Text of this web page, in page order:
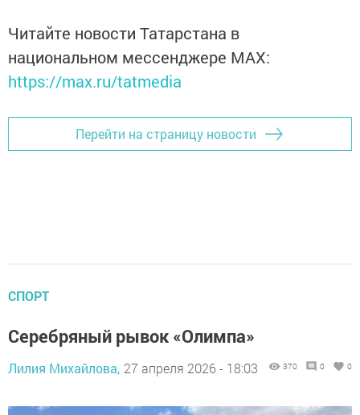
Читайте новости Татарстана в
национальном мессенджере MАХ:
https://max.ru/tatmedia
Перейти на страницу новости
СПОРТ
Серебряный рывок «Олимпа»
Лилия Михайлова, 27 апреля 2026 - 18:03 370 0 0